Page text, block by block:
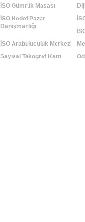
İSO Gümrük Masası
İSO Hedef Pazar
Danışmanlığı
İSO Arabuluculuk Merkezi
Sayısal Takograf Kartı